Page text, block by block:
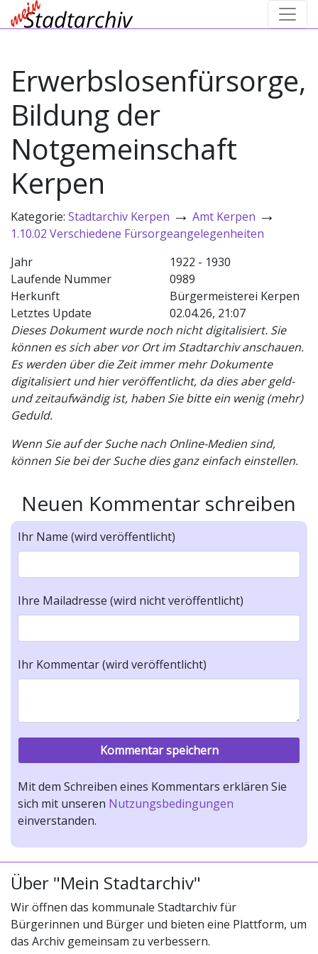
Erwerbslosenfürsorge,
Bildung der
Notgemeinschaft
Kerpen
Kategorie: Stadtarchiv Kerpen → Amt Kerpen →
1.10.02 Verschiedene Fürsorgeangelegenheiten
Jahr
1922 - 1930
Laufende Nummer
0989
Herkunft
Bürgermeisterei Kerpen
Letztes Update
02.04.26, 21:07
Dieses Dokument wurde noch nicht digitalisiert. Sie
können es sich aber vor Ort im Stadtarchiv anschauen.
Es werden über die Zeit immer mehr Dokumente
digitalisiert und hier veröffentlicht, da dies aber geld-
und zeitaufwändig ist, haben Sie bitte ein wenig (mehr)
Geduld.
Wenn Sie auf der Suche nach Online-Medien sind,
können Sie bei der Suche dies ganz einfach einstellen.
Neuen Kommentar schreiben
Ihr Name (wird veröffentlicht)
Ihre Mailadresse (wird nicht veröffentlicht)
Ihr Kommentar (wird veröffentlicht)
Mit dem Schreiben eines Kommentars erklären Sie
sich mit unseren Nutzungsbedingungen
einverstanden.
Über "Mein Stadtarchiv"
Wir öffnen das kommunale Stadtarchiv für
Bürgerinnen und Bürger und bieten eine Plattform, um
das Archiv gemeinsam zu verbessern.